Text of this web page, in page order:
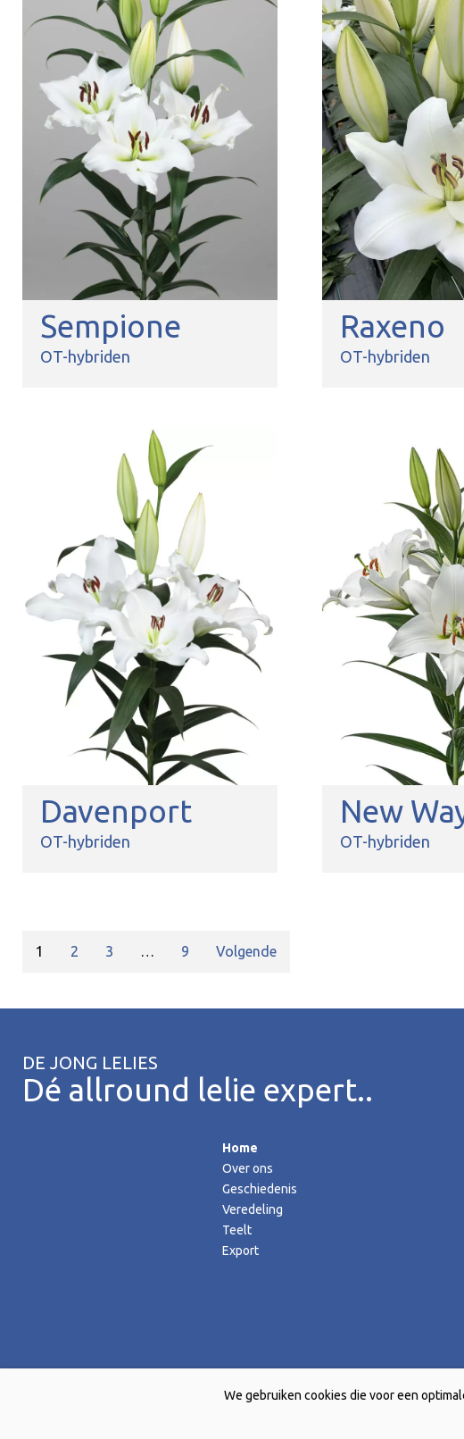
Sempione
OT-hybriden
Raxeno
OT-hybriden
Davenport
OT-hybriden
New
OT-hybriden
1 2 3 … 9 Volgende
DE JONG LELIES
Dé allround lelie expert..
Home
Over ons
Geschiedenis
Veredeling
Teelt
Export
We gebruiken cookies die voor een